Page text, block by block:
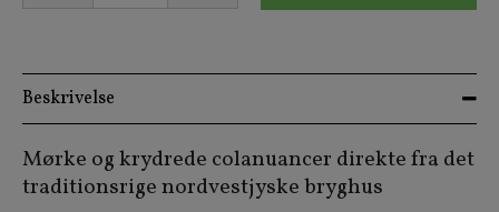
Beskrivelse
Mørke og krydrede colanuancer direkte fra det
traditionsrige nordvestjyske bryghus